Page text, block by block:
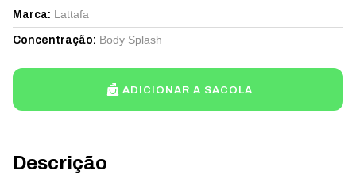
Descrição
Marca: Lattafa
Concentração: Body Splash
ADICIONAR A SACOLA